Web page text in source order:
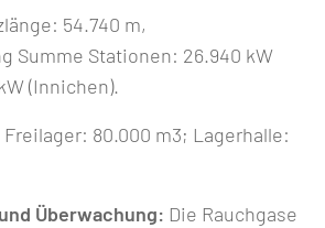
54.740 m,
Summe Stationen: 26.940 kW
(Innichen).
Freilager: 80.000 m3; Lagerhalle:
Überwachung: Die Rauchgase